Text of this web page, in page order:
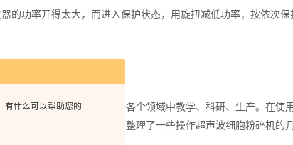
有什么可以帮助您的
功率开得太大，而进入保护状态，用旋扭减低功率，按依次保
择开关（在机箱背面）。
声波细胞粉碎机应用于各个领域中教学、科研、生产。在使
能发生危险，在此，小编整理了一些操作超声波细胞粉碎机的